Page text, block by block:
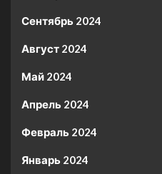
Сентябрь 2024
Август 2024
Май 2024
Апрель 2024
Февраль 2024
Январь 2024